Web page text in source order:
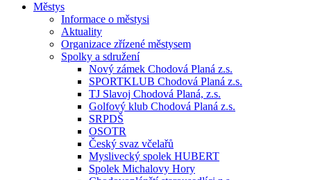
Městys
Informace o městysi
Aktuality
Organizace zřízené městysem
Spolky a sdružení
Nový zámek Chodová Planá z.s.
SPORTKLUB Chodová Planá z.s.
TJ Slavoj Chodová Planá, z.s.
Golfový klub Chodová Planá z.s.
SRPDŠ
OSOTR
Český svaz včelařů
Myslivecký spolek HUBERT
Spolek Michalovy Hory